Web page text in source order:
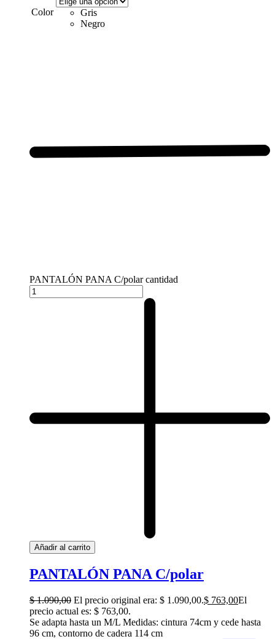
Color
Gris
Negro
PANTALÓN PANA C/polar cantidad
Añadir al carrito
PANTALÓN PANA C/polar
$1.090,00 El precio original era: $ 1.090,00.$ 763,00El
precio actual es: $ 763,00.
Se adapta hasta un M/L Medidas: cintura 74cm y cede hasta
96 cm, contorno de cadera 114 cm